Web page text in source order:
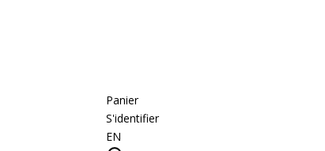
Panier
S'identifier
EN